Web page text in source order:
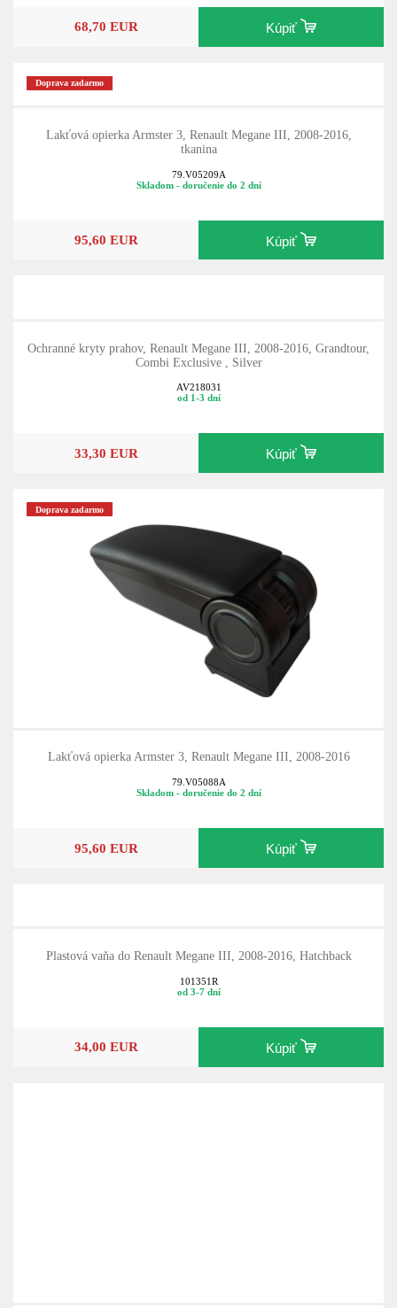
68,70 EUR Kúpiť
Doprava zadarmo
Lakťová opierka Armster 3, Renault Megane III, 2008-2016,
tkanina
79.V05209A
Skladom - doručenie do 2 dní
95,60 EUR Kúpiť
Ochranné kryty prahov, Renault Megane III, 2008-2016, Grandtour,
Combi Exclusive , Silver
AV218031
od 1-3 dní
33,30 EUR Kúpiť
Doprava zadarmo
Lakťová opierka Armster 3, Renault Megane III, 2008-2016
79.V05088A
Skladom - doručenie do 2 dní
95,60 EUR Kúpiť
Plastová vaňa do Renault Megane III, 2008-2016, Hatchback
101351R
od 3-7 dní
34,00 EUR Kúpiť